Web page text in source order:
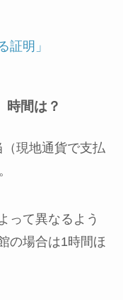
証明」
時間は？
現地通貨で支払
って異なるよう
の場合は1時間ほ